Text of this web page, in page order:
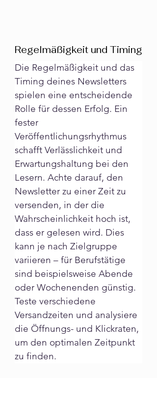
Regelmäßigkeit und Timing
Die Regelmäßigkeit und das
Timing deines Newsletters
spielen eine entscheidende
Rolle für dessen Erfolg. Ein
fester
Veröffentlichungsrhythmus
schafft Verlässlichkeit und
Erwartungshaltung bei den
Lesern. Achte darauf, den
Newsletter zu einer Zeit zu
versenden, in der die
Wahrscheinlichkeit hoch ist,
dass er gelesen wird. Dies
kann je nach Zielgruppe
variieren – für Berufstätige
sind beispielsweise Abende
oder Wochenenden günstig.
Teste verschiedene
Versandzeiten und analysiere
die Öffnungs- und Klickraten,
um den optimalen Zeitpunkt
zu finden.